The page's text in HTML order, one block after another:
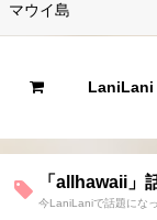
マウイ島
LaniLani
「allhawaii」
今LaniLaniで話題にな